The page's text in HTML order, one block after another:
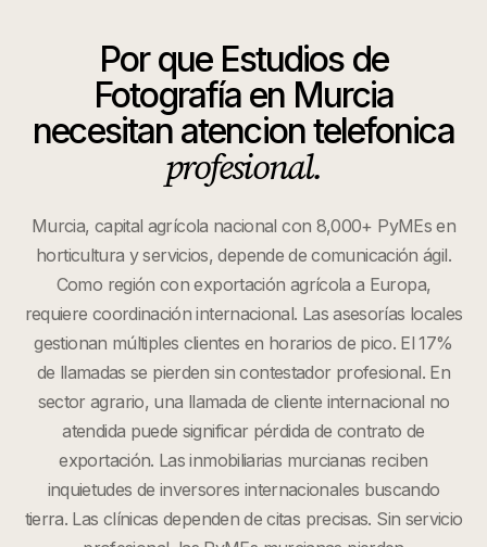
Por que Estudios de
Fotografía en Murcia
necesitan atencion telefonica
profesional.
Murcia, capital agrícola nacional con 8,000+ PyMEs en
horticultura y servicios, depende de comunicación ágil.
Como región con exportación agrícola a Europa,
requiere coordinación internacional. Las asesorías locales
gestionan múltiples clientes en horarios de pico. El 17%
de llamadas se pierden sin contestador profesional. En
sector agrario, una llamada de cliente internacional no
atendida puede significar pérdida de contrato de
exportación. Las inmobiliarias murcianas reciben
inquietudes de inversores internacionales buscando
tierra. Las clínicas dependen de citas precisas. Sin servicio